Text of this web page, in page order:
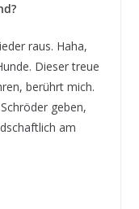
raus. Haha,
Dieser treue
berührt mich.
geben,
am